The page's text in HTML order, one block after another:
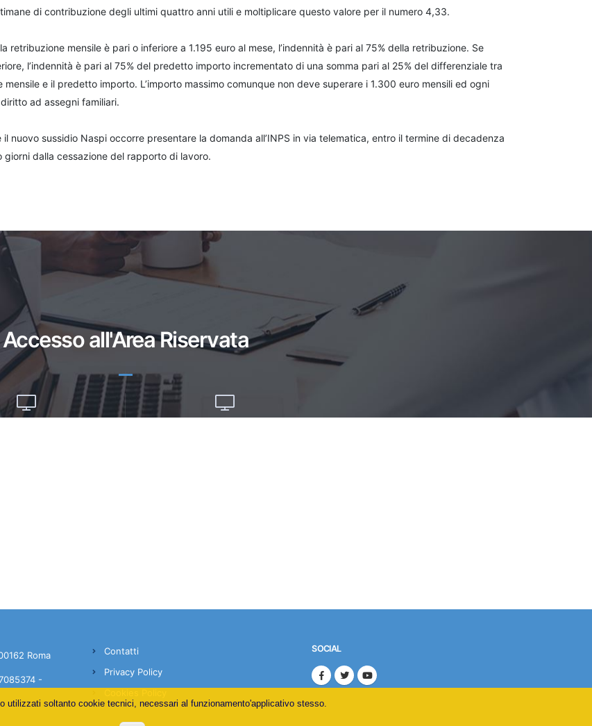
di contribuzione degli ultimi quattro anni utili e moltiplicare questo valore per il numero 4,33.
retribuzione mensile è pari o inferiore a 1.195 euro al mese, l’indennità è pari al 75% della retribuzione. Se
l’indennità è pari al 75% del predetto importo incrementato di una somma pari al 25% del differenziale tra
mensile e il predetto importo. L’importo massimo comunque non deve superare i 1.300 euro mensili ed ogni
ad assegni familiari.
il nuovo sussidio Naspi occorre presentare la domanda all’INPS in via telematica, entro il termine di decadenza
giorni dalla cessazione del rapporto di lavoro.
Accesso all'Area Riservata
Roma
-
Contatti
Privacy Policy
SOCIAL
utilizzati soltanto cookie tecnici, necessari al funzionamento'applicativo stesso.